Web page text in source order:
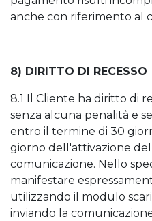
anche con riferimento al
8) DIRITTO DI RECESSO
8.1 Il Cliente ha diritto di
senza alcuna penalità e
entro il termine di 30
giorno dell'attivazione
comunicazione. Nello
manifestare
utilizzando il modulo
inviando la